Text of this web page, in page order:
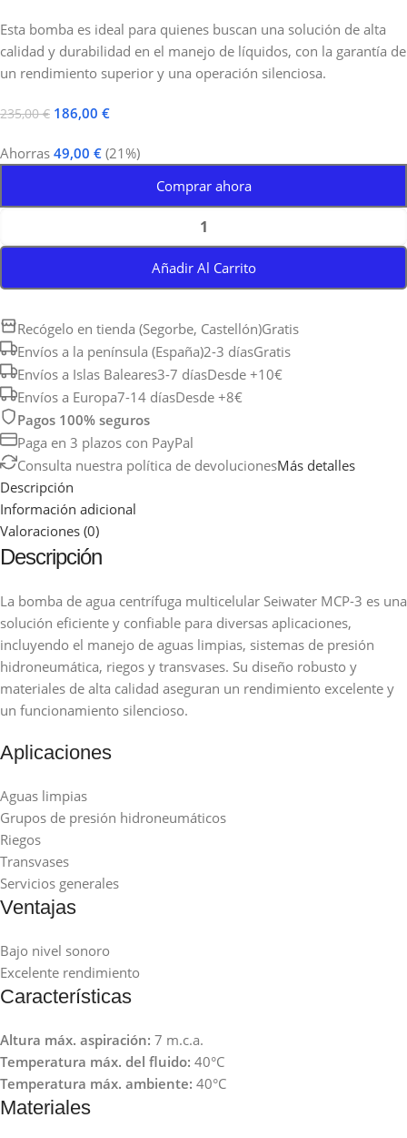
Esta bomba es ideal para quienes buscan una solución de alta
calidad y durabilidad en el manejo de líquidos, con la garantía de
un rendimiento superior y una operación silenciosa.
235,00€ 186,00 €
Ahorras 49,00 € (21%)
Añadir Al Carrito
Comprar ahora
Recógelo en tienda (Segorbe, Castellón)Gratis
Envíos a la península (España)2-3 díasGratis
Envíos a Islas Baleares3-7 díasDesde +10€
Envíos a Europa7-14 díasDesde +8€
Pagos 100% seguros
Paga en 3 plazos con PayPal
Consulta nuestra política de devolucionesMás detalles
Descripción
Información adicional
Valoraciones (0)
Descripción
La bomba de agua centrífuga multicelular Seiwater MCP-3 es una
solución eficiente y confiable para diversas aplicaciones,
incluyendo el manejo de aguas limpias, sistemas de presión
hidroneumática, riegos y transvases. Su diseño robusto y
materiales de alta calidad aseguran un rendimiento excelente y
un funcionamiento silencioso.
Aplicaciones
Aguas limpias
Grupos de presión hidroneumáticos
Riegos
Transvases
Servicios generales
Ventajas
Bajo nivel sonoro
Excelente rendimiento
Características
Altura máx. aspiración: 7 m.c.a.
Temperatura máx. del fluido: 40°C
Temperatura máx. ambiente: 40°C
Materiales